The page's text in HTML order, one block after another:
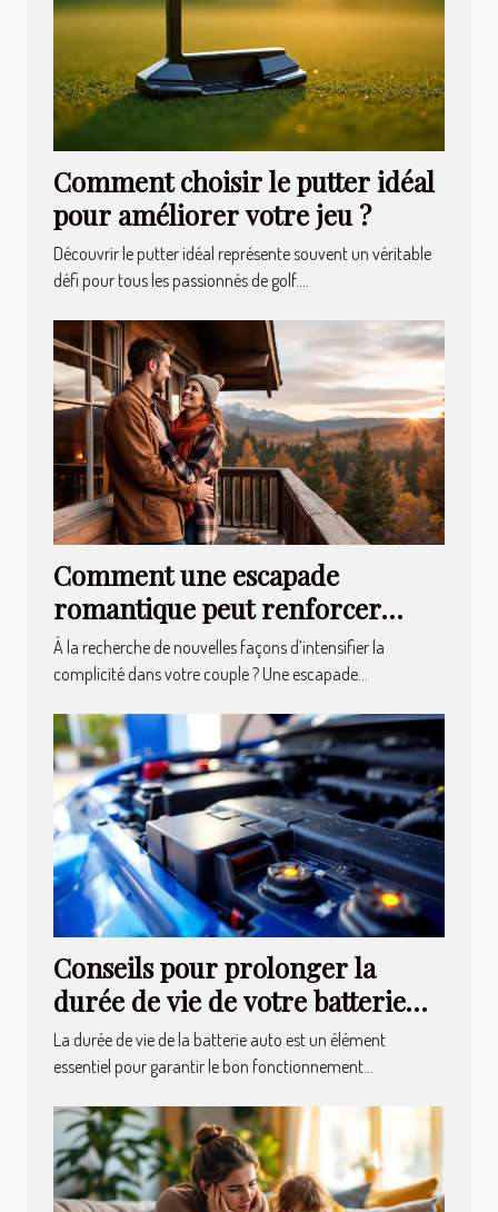
Comment choisir le putter idéal
pour améliorer votre jeu ?
Découvrir le putter idéal représente souvent un véritable
défi pour tous les passionnés de golf....
Comment une escapade
romantique peut renforcer
votre relation ?
À la recherche de nouvelles façons d’intensifier la
complicité dans votre couple ? Une escapade...
Conseils pour prolonger la
durée de vie de votre batterie
auto
La durée de vie de la batterie auto est un élément
essentiel pour garantir le bon fonctionnement...